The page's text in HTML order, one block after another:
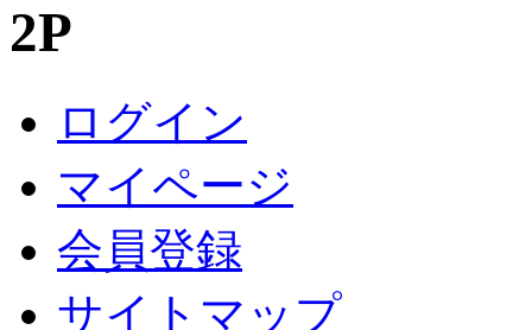
2P
ログイン
マイページ
会員登録
サイトマップ